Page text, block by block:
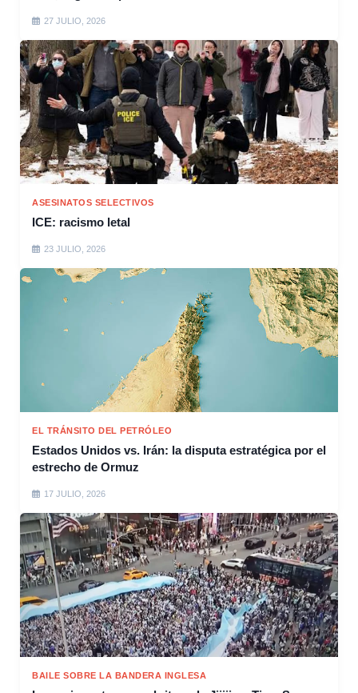
27 JULIO, 2026
ASESINATOS SELECTIVOS
ICE: racismo letal
23 JULIO, 2026
EL TRÁNSITO DEL PETRÓLEO
Estados Unidos vs. Irán: la disputa estratégica por el
estrecho de Ormuz
17 JULIO, 2026
BAILE SOBRE LA BANDERA INGLESA